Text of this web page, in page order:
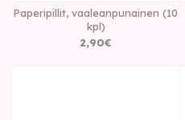
Paperipillit, vaaleanpunainen (10
kpl)
2,90€